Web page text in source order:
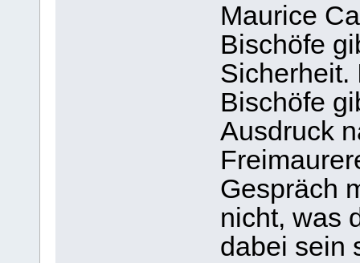
Maurice
Bischöfe
Sicherheit.
Bischöfe
Ausdruck
Gespräch
nicht, was
dabei